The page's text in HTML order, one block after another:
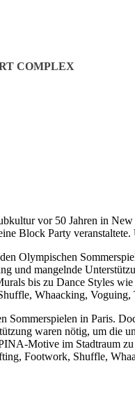
COMPLEX
vor 50 Jahren in
Block Party
Olympischen
und mangelnde
bis zu Dance
Whaacking,
in Paris.
waren nötig, um die
Motive im
Footwork, Shuffle,